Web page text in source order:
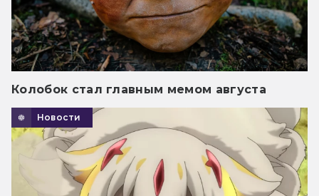
Колобок стал главным мемом августа
Новости